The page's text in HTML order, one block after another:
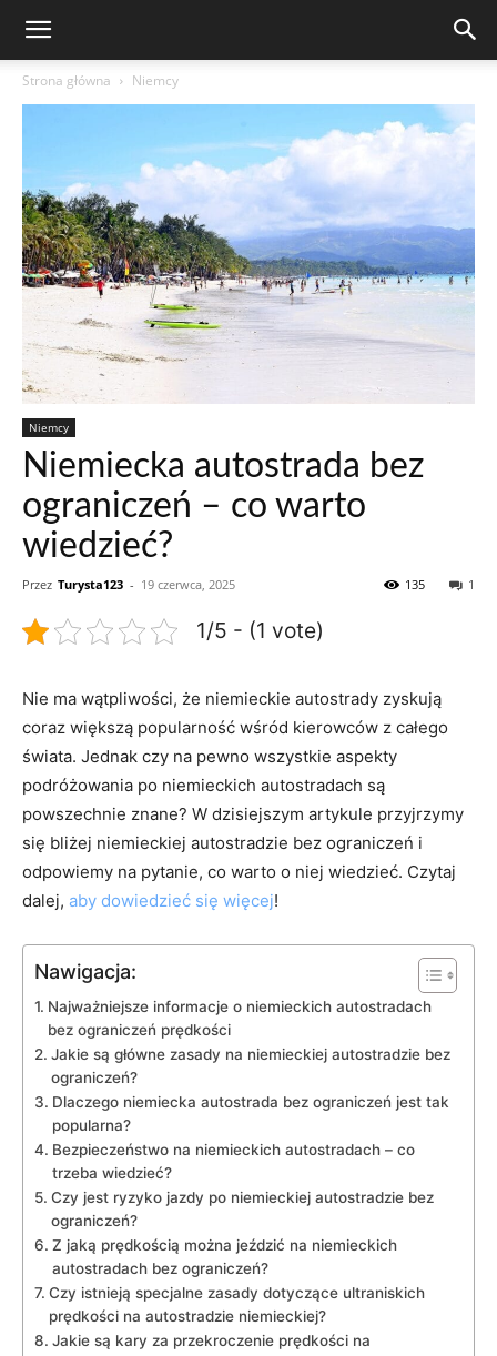
Strona główna Niemcy
Niemcy
Niemiecka autostrada bez
ograniczeń – co warto
wiedzieć?
Przez Turysta123 - 19 czerwca, 2025 1
135
1/5 - (1 vote)
Nie ma wątpliwości, że niemieckie ‌autostrady zyskują‌
coraz większą popularność wśród kierowców z całego
świata. Jednak czy na‍ pewno wszystkie aspekty
podróżowania ​po niemieckich autostradach są
powszechnie znane? W dzisiejszym artykule ​przyjrzymy
się bliżej niemieckiej‌ autostradzie bez ograniczeń ⁣i
odpowiemy​ na pytanie, co warto⁣ o ⁢niej wiedzieć.⁣ Czytaj
dalej, ‍ aby ⁣dowiedzieć się więcej!
Nawigacja:
Najważniejsze informacje o niemieckich autostradach⁢
bez ograniczeń prędkości
Jakie są główne ‍zasady na ‍niemieckiej autostradzie bez
ograniczeń?
Dlaczego ⁤niemiecka autostrada bez ograniczeń jest tak
popularna?
Bezpieczeństwo na niemieckich ‌autostradach⁣ – co
trzeba wiedzieć?
Czy jest ryzyko jazdy po niemieckiej autostradzie bez
ograniczeń?
Z jaką prędkością można jeździć na ⁢niemieckich
⁢autostradach bez ​ograniczeń?
Czy istnieją⁢ specjalne zasady dotyczące ultraniskich
prędkości‌ na autostradzie niemieckiej?
Jakie są ‍kary za przekroczenie prędkości​ na